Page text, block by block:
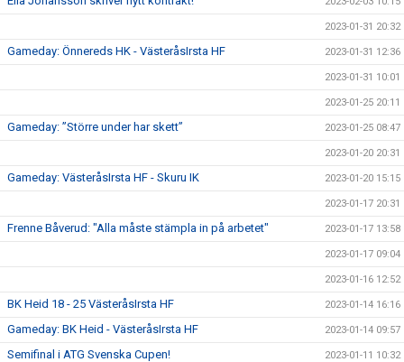
2023-01-31 20:32
Gameday: Önnereds HK - VästeråsIrsta HF 2023-01-31 12:36
2023-01-31 10:01
2023-01-25 20:11
Gameday: ”Större under har skett” 2023-01-25 08:47
2023-01-20 20:31
Gameday: VästeråsIrsta HF - Skuru IK 2023-01-20 15:15
2023-01-17 20:31
Frenne Båverud: "Alla måste stämpla in på arbetet" 2023-01-17 13:58
2023-01-17 09:04
2023-01-16 12:52
BK Heid 18 - 25 VästeråsIrsta HF 2023-01-14 16:16
Gameday: BK Heid - VästeråsIrsta HF 2023-01-14 09:57
Semifinal i ATG Svenska Cupen! 2023-01-11 10:32